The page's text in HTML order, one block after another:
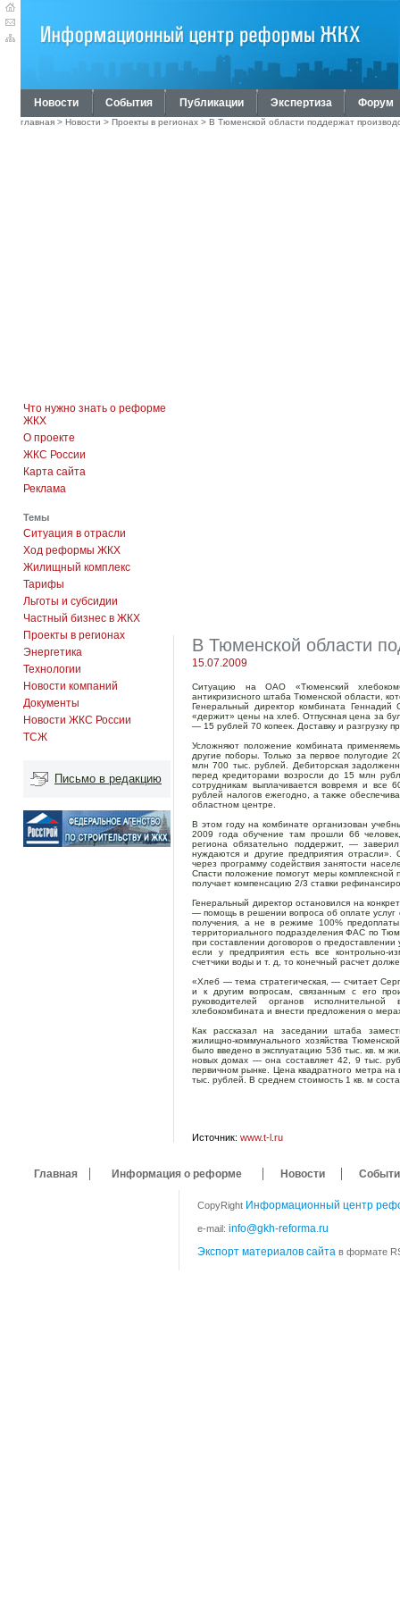
Новости События Публикации Экспертиза Форум
главная > Новости > Проекты в регионах > В Тюменской области поддержат
Что нужно знать о реформе
ЖКХ
О проекте
ЖКС России
Карта сайта
Реклама
Темы
Ситуация в отрасли
Ход реформы ЖКХ
Жилищный комплекс
Тарифы
Льготы и субсидии
Частный бизнес в ЖКХ
Проекты в регионах
Энергетика
Технологии
Новости компаний
Документы
Новости ЖКС России
ТСЖ
Письмо в редакцию
В Тюменской области
15.07.2009
Ситуацию на ОАО «Тюменский
антикризисного штаба Тюменской области,
Генеральный директор комбината Геннадий
«держит» цены на хлеб. Отпускная цена за
— 15 рублей 70 копеек. Доставку и разгрузку
Усложняют положение комбината
другие поборы. Только за первое полугодие
млн 700 тыс. рублей. Дебиторская
перед кредиторами возросли до 15 млн
сотрудникам выплачивается вовремя и
рублей налогов ежегодно, а также
областном центре.
В этом году на комбинате организован
2009 года обучение там прошли 66
региона обязательно поддержит, —
нуждаются и другие предприятия отрасли».
через программу содействия занятости
Спасти положение помогут меры комплексной
получает компенсацию 2/3 ставки
Генеральный директор остановился на
— помощь в решении вопроса об оплате услуг
получения, а не в режиме 100%
территориального подразделения ФАС по
при составлении договоров о
если у предприятия есть все контрольно-
счетчики воды и т. д, то конечный расчет
«Хлеб — тема стратегическая, — считает
и к другим вопросам, связанным с его
руководителей органов
хлебокомбината и внести предложения о
Как рассказал на заседании штаба
жилищно-коммунального хозяйства
было введено в эксплуатацию 536 тыс. кв. м
новых домах — она составляет 42, 9 тыс.
первичном рынке. Цена квадратного метра
тыс. рублей. В среднем стоимость 1 кв. м
Источник: www.t-l.ru
Главная Информация о реформе Новости
CopyRight Информационный центр
e-mail: info@gkh-reforma.ru
Экспорт материалов сайта в формате